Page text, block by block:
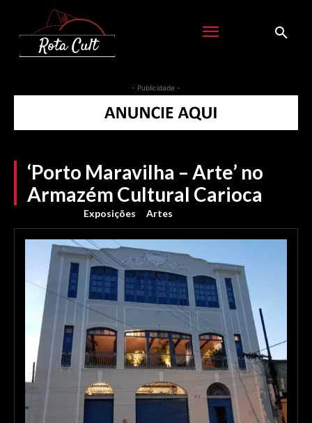
- Publicidade -
‘Porto Maravilha – Arte’ no
Armazém Cultural Carioca
Exposições Artes